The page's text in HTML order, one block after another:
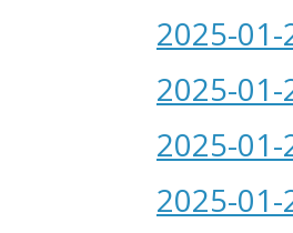
2025-
2025-
2025-
2025-